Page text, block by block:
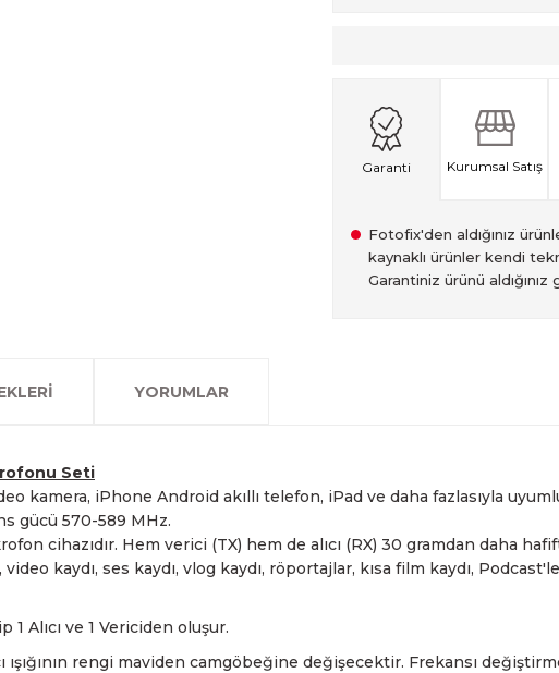
Garanti Kurumsal Satış
Fotofix'den aldığınız
kaynaklı ürünler kendi
Garantiniz ürünü
YORUMLAR
Seti
kamera, iPhone Android akıllı telefon, iPad ve daha fazlasıyla
gücü 570-589 MHz.
cihazıdır. Hem verici (TX) hem de alıcı (RX) 30 gramdan daha
kaydı, ses kaydı, vlog kaydı, röportajlar, kısa film kaydı,
Alıcı ve 1 Vericiden oluşur.
ışığının rengi maviden camgöbeğine değişecektir. Frekansı